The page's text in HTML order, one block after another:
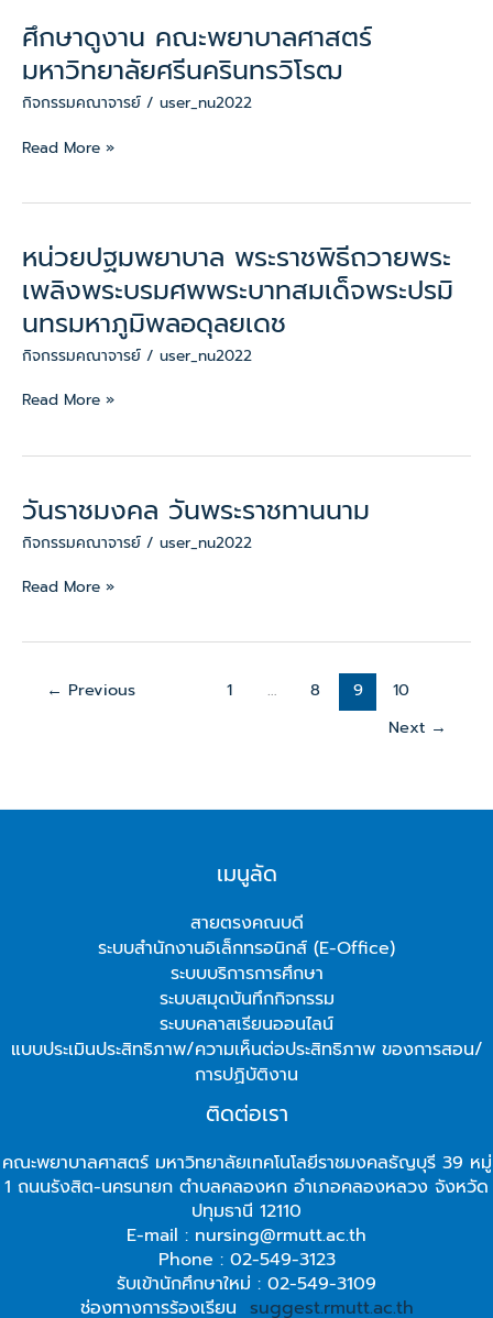
ศึกษาดูงาน คณะพยาบาลศาสตร์
มหาวิทยาลัยศรีนครินทรวิโรฒ
กิจกรรมคณาจารย์ / user_nu2022
ศึกษา
งาน
คณะ
ศาสตร์
ศรีนครินทรวิโรฒ
Read More »
หน่วยปฐมพยาบาล พระราชพิธีถวายพระ
เพลิงพระบรมศพพระบาทสมเด็จพระปรมิ
นทรมหาภูมิพลอดุลยเดช
กิจกรรมคณาจารย์ / user_nu2022
หน่วย
ปฐมพยาบาล
พระ
ราช
พิธี
พระ
พระบาท
สมเด็จ
พระ
มิ
รม
ภูมิพล
Read More »
วันราชมงคล วันพระราชทานนาม
กิจกรรมคณาจารย์ / user_nu2022
วัน
มงคล
วันพระ
นาม
Read More »
← Previous 1 … 8 9
10
Next →
เมนูลัด
สายตรงคณบดี
ระบบสำนักงานอิเล็กทรอนิกส์ (E-Office)
ระบบบริการการศึกษา
ระบบสมุดบันทึกกิจกรรม
ระบบคลาสเรียนออนไลน์
แบบประเมินประสิทธิภาพ/ความเห็นต่อประสิทธิภาพ ของการสอน/
การปฏิบัติงาน
ติดต่อเรา
คณะพยาบาลศาสตร์ มหาวิทยาลัยเทคโนโลยีราชมงคลธัญบุรี 39 หมู่
1 ถนนรังสิต-นครนายก ตำบลคลองหก อำเภอคลองหลวง จังหวัด
ปทุมธานี 12110
E-mail : nursing@rmutt.ac.th
Phone : 02-549-3123
รับเข้านักศึกษาใหม่ : 02-549-3109
ช่องทางการร้องเรียน suggest.rmutt.ac.th